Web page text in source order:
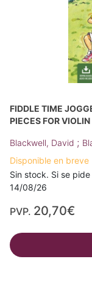
FIDDLE TIME
PIECES FOR VIOLIN
Blackwell, David ;
Disponible en breve
Sin stock. Si se
14/08/26
PVP. 20,70€